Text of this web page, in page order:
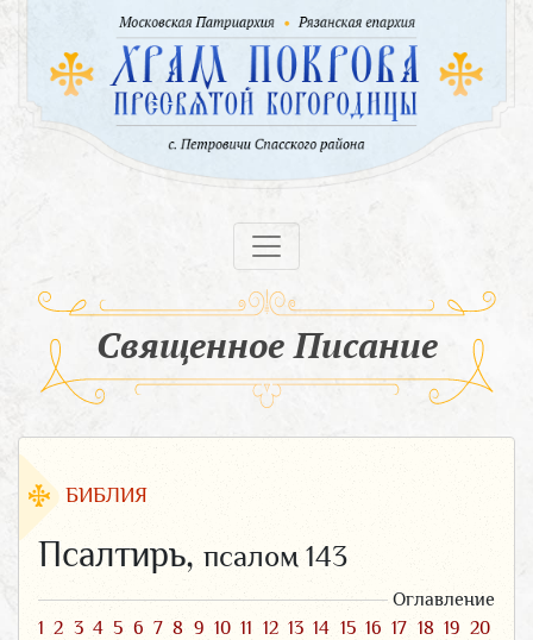
Священное Писание
БИБЛИЯ
Псалтирь, псалом 143
Оглавление
1 2 3 4 5 6 7 8 9 10 11 12 13 14 15 16 17 18 19 20